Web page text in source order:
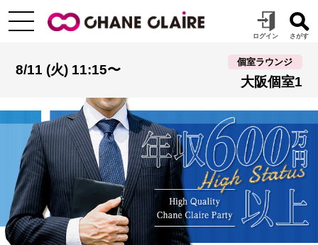
8/11 (火) 11:15〜
個室ラウンジ
大阪個室1